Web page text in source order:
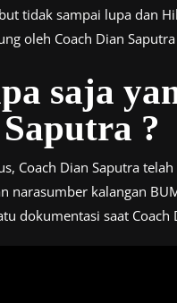
tidak sampai lupa dan
oleh Coach Dian
saja
?
Coach Dian Saputra
narasumber kalangan
dokumentasi saat